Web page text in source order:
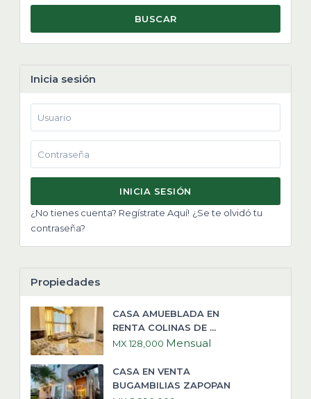
BUSCAR
Inicia sesión
INICIA SESIÓN
¿No tienes cuenta? Regístrate Aquí! ¿Se te olvidó tu
contraseña?
Propiedades
CASA AMUEBLADA EN
RENTA COLINAS DE ...
MX 128,000 Mensual
CASA EN VENTA
BUGAMBILIAS ZAPOPAN